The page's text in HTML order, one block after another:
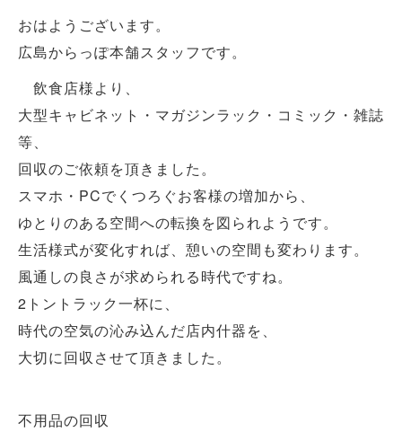
おはようございます。
広島からっぽ本舗スタッフです。
飲食店様より、
大型キャビネット・マガジンラック・コミック・雑誌
等、
回収のご依頼を頂きました。
スマホ・PCでくつろぐお客様の増加から、
ゆとりのある空間への転換を図られようです。
生活様式が変化すれば、憩いの空間も変わります。
風通しの良さが求められる時代ですね。
2トントラック一杯に、
時代の空気の沁み込んだ店内什器を、
大切に回収させて頂きました。
不用品の回収